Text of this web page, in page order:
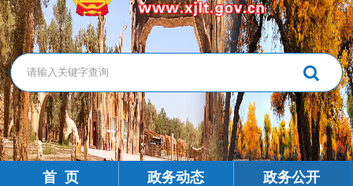
首 页 政务动态 政务公开